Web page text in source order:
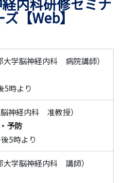
内科研修セミナ
【Web】
学脳神経内科 病院講師）
5時より
神経内科 准教授）
予防
5時より
学脳神経内科 講師）